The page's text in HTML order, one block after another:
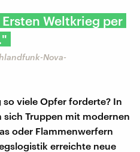
Weltkrieg per
Nova-
so viele Opfer forderte? In
Truppen mit modernen
oder Flammenwerfern
erreichte neue